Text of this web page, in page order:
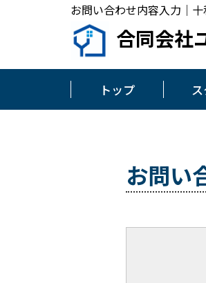
お問い合わせ内容入力｜
合同会社
トップ
お問い